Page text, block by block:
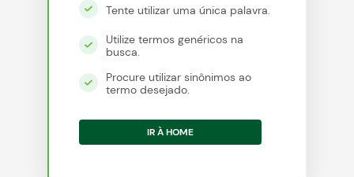
Tente utilizar uma única palavra.
Utilize termos genéricos na
busca.
Procure utilizar sinônimos ao
termo desejado.
IR À HOME